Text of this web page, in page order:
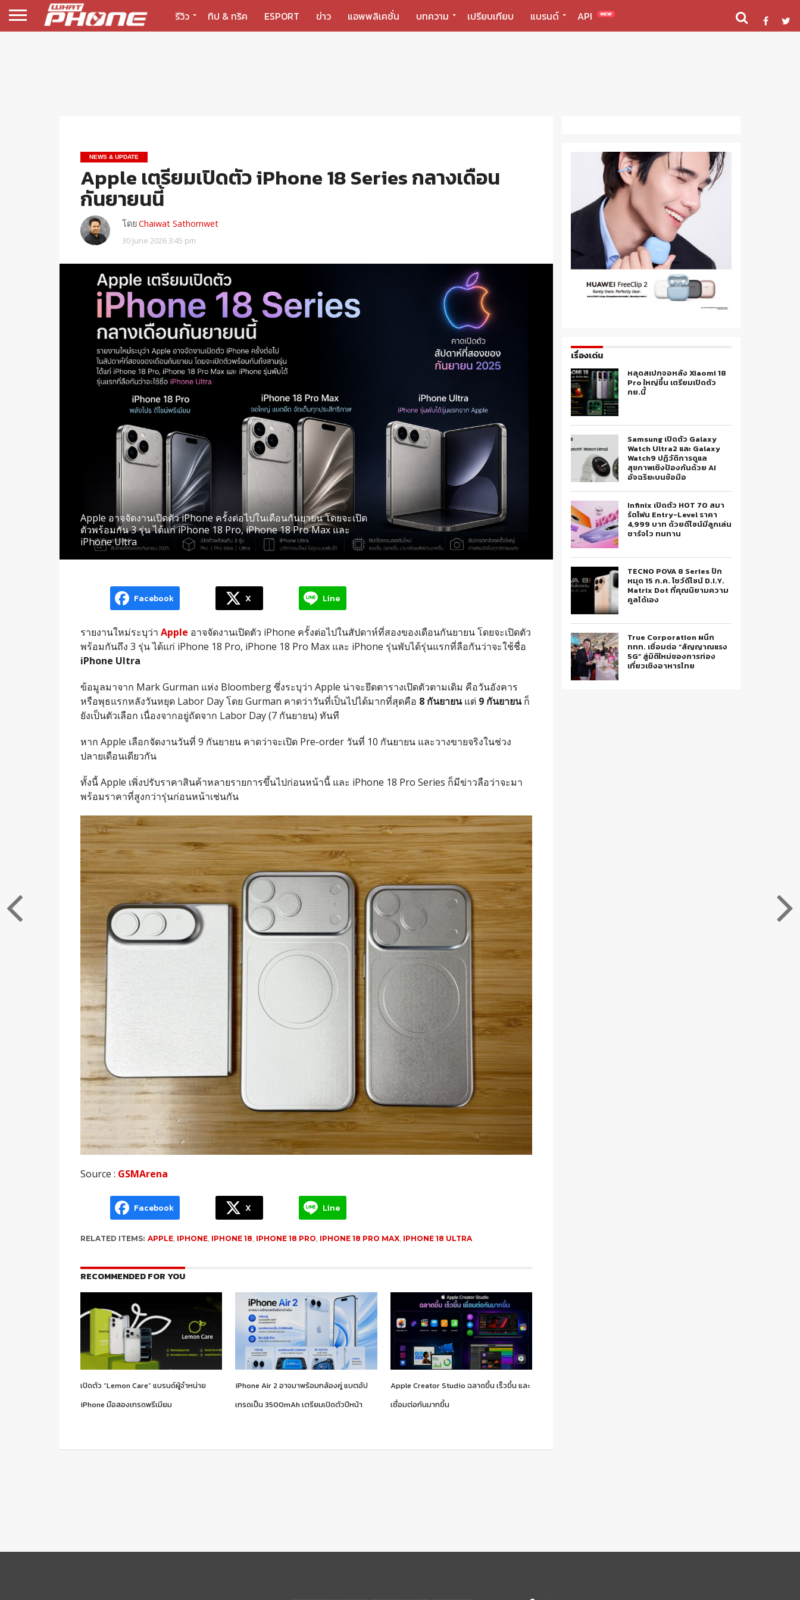
รีวิว ทิป & ทริค ESPORT ข่าว แอพพลิเคชั่น บทความ เปรียบเทียบ แบรนด์ API NEW
NEWS & UPDATE
Apple เตรียมเปิดตัว iPhone 18 Series กลางเดือน
กันยายนนี้
โดยChaiwat Sathornwet
30 June 2026 3:45 pm
Apple อาจจัดงานเปิดตัว iPhone ครั้งต่อไปในเดือนกันยายน โดยจะเปิด
ตัวพร้อมกัน 3 รุ่น ได้แก่ iPhone 18 Pro, iPhone 18 Pro Max และ
iPhone Ultra
Facebook X Line
รายงานใหม่ระบุว่า Apple อาจจัดงานเปิดตัว iPhone ครั้งต่อไปในสัปดาห์ที่สองของเดือนกันยายน โดยจะเปิดตัว
พร้อมกันถึง 3 รุ่น ได้แก่ iPhone 18 Pro, iPhone 18 Pro Max และ iPhone รุ่นพับได้รุ่นแรกที่ลือกันว่าจะใช้ชื่อ
iPhone Ultra
ข้อมูลมาจาก Mark Gurman แห่ง Bloomberg ซึ่งระบุว่า Apple น่าจะยึดตารางเปิดตัวตามเดิม คือวันอังคาร
หรือพุธแรกหลังวันหยุด Labor Day โดย Gurman คาดว่าวันที่เป็นไปได้มากที่สุดคือ 8 กันยายนแต่ 9 กันยายนก็
ยังเป็นตัวเลือก เนื่องจากอยู่ถัดจาก Labor Day (7 กันยายน) ทันที
หาก Apple เลือกจัดงานวันที่ 9 กันยายน คาดว่าจะเปิด Pre-order วันที่ 10 กันยายน และวางขายจริงในช่วง
ปลายเดือนเดียวกัน
ทั้งนี้ Apple เพิ่งปรับราคาสินค้าหลายรายการขึ้นไปก่อนหน้านี้ และ iPhone 18 Pro Series ก็มีข่าวลือว่าจะมา
พร้อมราคาที่สูงกว่ารุ่นก่อนหน้าเช่นกัน
Source : GSMArena
Facebook X Line
RELATED ITEMS: APPLE, IPHONE, IPHONE 18, IPHONE 18 PRO, IPHONE 18 PRO MAX, IPHONE 18 ULTRA
RECOMMENDED FOR YOU
เปิดตัว “Lemon Care” แบรนด์ผู้จำหน่าย
iPhone มือสองเกรดพรีเมียม
iPhone Air 2 อาจมาพร้อมกล้องคู่ แบตอัป
เกรดเป็น 3500mAh เตรียมเปิดตัวปีหน้า
Apple Creator Studio ฉลาดขึ้น เร็วขึ้น และ
เชื่อมต่อกันมากขึ้น
เรื่องเด่น
หลุดสเปกจอหลัง Xiaomi 18
Pro ใหญ่ขึ้น เตรียมเปิดตัว
กย.นี้
Samsung เปิดตัว Galaxy
Watch Ultra2 และ Galaxy
Watch9 ปฏิวัติการดูแล
สุขภาพเชิงป้องกันด้วย AI
อัจฉริยะบนข้อมือ
Infinix เปิดตัว HOT 70 สมา
ร์ตโฟน Entry-Level ราคา
4,999 บาท ด้วยดีไซน์มีลูกเล่น
ชาร์จไว ทนทาน
TECNO POVA 8 Series ปัก
หมุด 15 ก.ค. โชว์ดีไซน์ D.I.Y.
Matrix Dot ที่คุณนิยามความ
คูลได้เอง
True Corporation ผนึก
ททท. เชื่อมต่อ “สัญญาณแรง
5G” สู่มิติใหม่ของการท่อง
เที่ยวเชิงอาหารไทย